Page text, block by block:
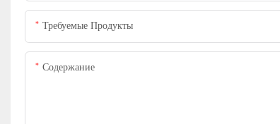
Требуемые Продукты
Содержание